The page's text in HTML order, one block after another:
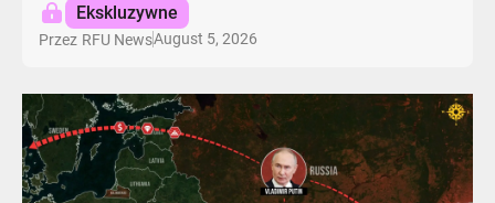
Ekskluzywne
Przez RFU NewsAugust 5, 2026